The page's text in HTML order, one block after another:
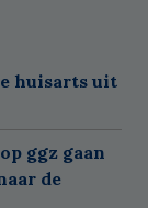
huisarts uit
ggz gaan
de